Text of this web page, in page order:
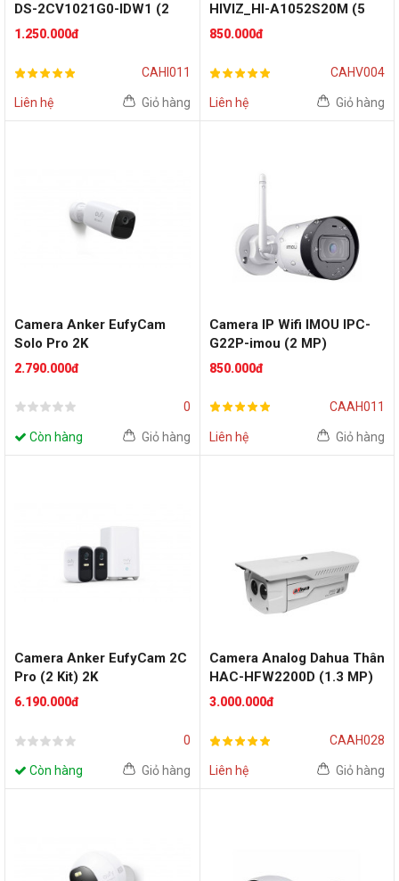
DS-2CV1021G0-IDW1 (2
MP)
1.250.000đ
CAHI011
Liên hệ Giỏ hàng
HIVIZ_HI-A1052S20M (5
MP)
850.000đ
CAHV004
Liên hệ Giỏ hàng
Camera Anker EufyCam
Solo Pro 2K
2.790.000đ
0
Còn hàng Giỏ hàng
Camera IP Wifi IMOU IPC-
G22P-imou (2 MP)
850.000đ
CAAH011
Liên hệ Giỏ hàng
Camera Anker EufyCam 2C
Pro (2 Kit) 2K
6.190.000đ
0
Còn hàng Giỏ hàng
Camera Analog Dahua Thân
HAC-HFW2200D (1.3 MP)
3.000.000đ
CAAH028
Liên hệ Giỏ hàng